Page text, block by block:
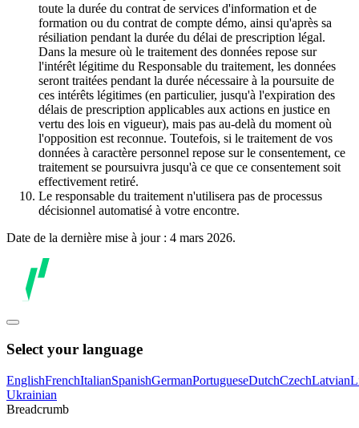
toute la durée du contrat de services d'information et de
formation ou du contrat de compte démo, ainsi qu'après sa
résiliation pendant la durée du délai de prescription légal.
Dans la mesure où le traitement des données repose sur
l'intérêt légitime du Responsable du traitement, les données
seront traitées pendant la durée nécessaire à la poursuite de
ces intérêts légitimes (en particulier, jusqu'à l'expiration des
délais de prescription applicables aux actions en justice en
vertu des lois en vigueur), mais pas au-delà du moment où
l'opposition est reconnue. Toutefois, si le traitement de vos
données à caractère personnel repose sur le consentement, ce
traitement se poursuivra jusqu'à ce que ce consentement soit
effectivement retiré.
Le responsable du traitement n'utilisera pas de processus
décisionnel automatisé à votre encontre.
Date de la dernière mise à jour : 4 mars 2026.
Select your language
EnglishFrenchItalianSpanishGermanPortugueseDutchCzechLatvian
Ukrainian
Breadcrumb